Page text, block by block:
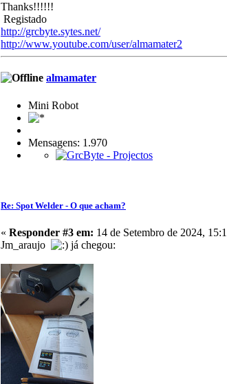
Thanks!!!!!!
Registado
http://grcbyte.sytes.net/
http://www.youtube.com/user/almamater2
almamater
Mini Robot
Mensagens: 1.970
Re: Spot Welder - O que acham?
« Responder #3 em: 14 de Setembro de 2024,
Jm_araujo
já chegou: